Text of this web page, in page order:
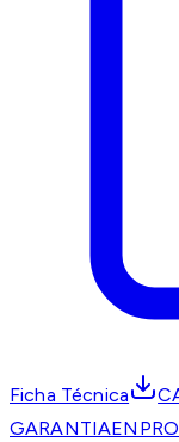
Ficha Técnica